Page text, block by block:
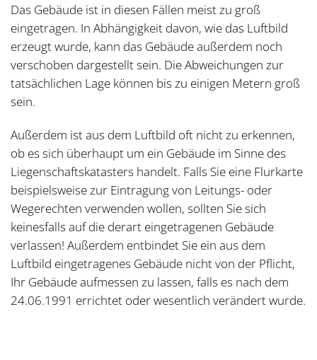
Das Gebäude ist in diesen Fällen meist zu groß
eingetragen. In Abhängigkeit davon, wie das Luftbild
erzeugt wurde, kann das Gebäude außerdem noch
verschoben dargestellt sein. Die Abweichungen zur
tatsächlichen Lage können bis zu einigen Metern groß
sein.
Außerdem ist aus dem Luftbild oft nicht zu erkennen,
ob es sich überhaupt um ein Gebäude im Sinne des
Liegenschaftskatasters handelt. Falls Sie eine Flurkarte
beispielsweise zur Eintragung von Leitungs- oder
Wegerechten verwenden wollen, sollten Sie sich
keinesfalls auf die derart eingetragenen Gebäude
verlassen! Außerdem entbindet Sie ein aus dem
Luftbild eingetragenes Gebäude nicht von der Pflicht,
Ihr Gebäude aufmessen zu lassen, falls es nach dem
24.06.1991 errichtet oder wesentlich verändert wurde.